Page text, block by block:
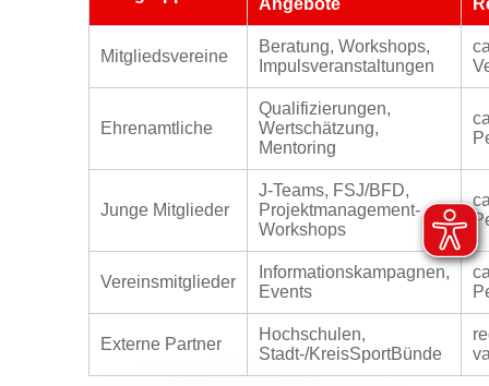
Angebote
Mitgliedsvereine
Beratung, Workshops,
Impulsveranstaltungen
Ehrenamtliche
Qualifizierungen,
Wertschätzung,
Mentoring
Junge Mitglieder
J-Teams, FSJ/BFD,
Projektmanagement-
Workshops
Vereinsmitglieder
Informationskampagnen,
Events
Externe Partner
Hochschulen,
Stadt-/KreisSportBünde